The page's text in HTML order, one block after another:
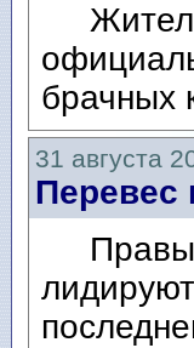
брачных
31 августа
Перевес
Правые